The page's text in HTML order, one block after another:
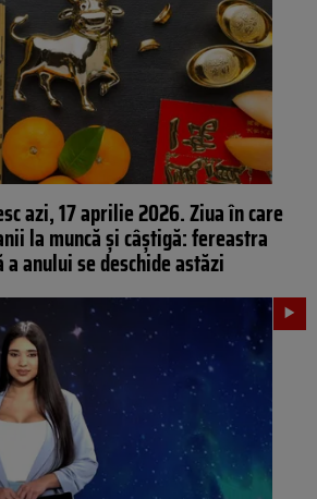
azi, 17 aprilie 2026. Ziua în care
la muncă și câștigă: fereastra
anului se deschide astăzi